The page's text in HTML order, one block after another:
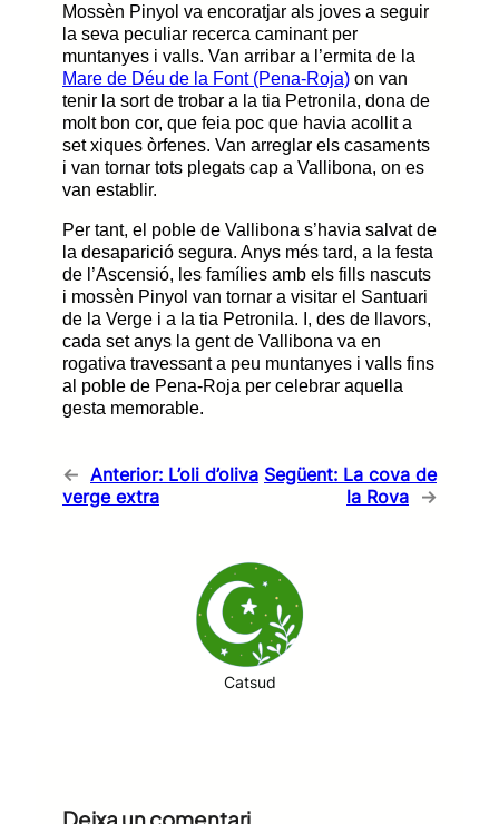
Mossèn Pinyol va encoratjar als joves a seguir
la seva peculiar recerca caminant per
muntanyes i valls. Van arribar a l’ermita de la
Mare de Déu de la Font (Pena-Roja) on van
tenir la sort de trobar a la tia Petronila, dona de
molt bon cor, que feia poc que havia acollit a
set xiques òrfenes. Van arreglar els casaments
i van tornar tots plegats cap a Vallibona, on es
van establir.
Per tant, el poble de Vallibona s’havia salvat de
la desaparició segura. Anys més tard, a la festa
de l’Ascensió, les famílies amb els fills nascuts
i mossèn Pinyol van tornar a visitar el Santuari
de la Verge i a la tia Petronila. I, des de llavors,
cada set anys la gent de Vallibona va en
rogativa travessant a peu muntanyes i valls fins
al poble de Pena-Roja per celebrar aquella
gesta memorable.
← Anterior: L’oli d’oliva
verge extra
Següent: La cova de
la Rova →
Catsud
Deixa un comentari